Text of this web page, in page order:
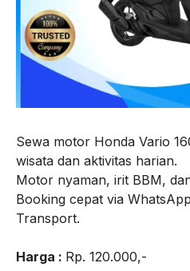
Sewa motor Honda Vario
wisata dan aktivitas harian.
Motor nyaman, irit BBM,
Booking cepat via
Transport.
Harga : Rp. 120.000,-